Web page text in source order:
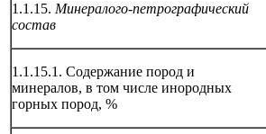
1.1.15. Минералого-петрографический
состав
1.1.15.1. Содержание пород и
минералов, в том числе инородных
горных пород, %